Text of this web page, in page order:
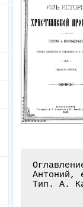
Тип. А.